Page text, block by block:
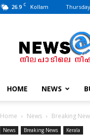
26.9 C Kollam
|
HOME NEWS
Home News Breaking
News Breaking News Kerala